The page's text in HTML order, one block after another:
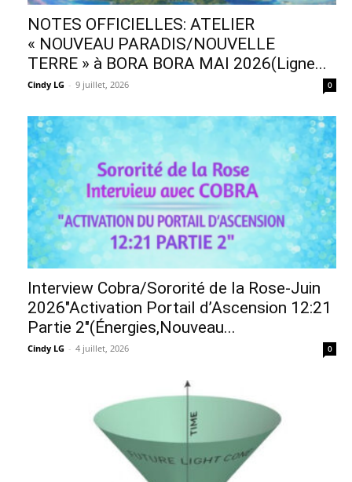
NOTES OFFICIELLES: ATELIER
« NOUVEAU PARADIS/NOUVELLE
TERRE » à BORA BORA MAI 2026(Ligne...
Cindy LG - 9 juillet, 2026 0
Interview Cobra/Sororité de la Rose-Juin
2026″Activation Portail d’Ascension 12:21
Partie 2″(Énergies,Nouveau...
Cindy LG - 4 juillet, 2026 0